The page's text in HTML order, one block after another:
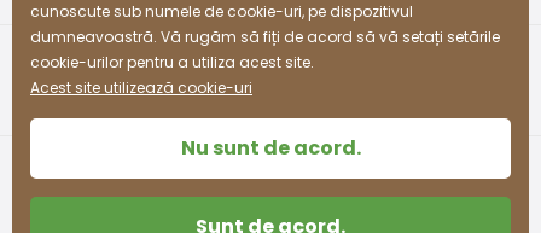
cunoscute sub numele de cookie-uri, pe dispozitivul
dumneavoastră. Vă rugăm să fiți de acord să vă setați setările
cookie-urilor pentru a utiliza acest site.
Acest site utilizează cookie-uri
Nu sunt de acord.
Sunt de acord.